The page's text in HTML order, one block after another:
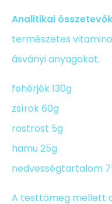
Analitikai
természetes
ásványi anyagokat.
fehérjék 130g
zsírok 60g
rostrost 5g
hamu 25g
nedvességtartalom
A testtömeg mellett